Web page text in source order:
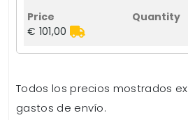
€ 101,00
Todos los precios mostrados
gastos de envío.